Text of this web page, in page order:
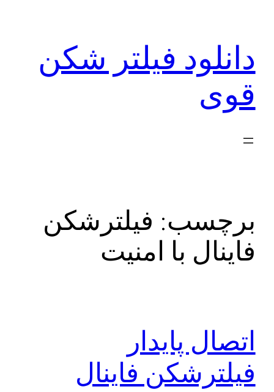
دانلود فیلتر شکن
قوی
برچسب: فیلترشکن
فاینال با امنیت
اتصال پایدار
فیلترشکن فاینال